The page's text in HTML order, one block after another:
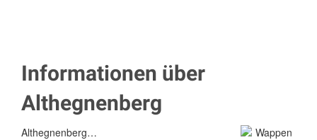
Informationen über
Althegnenberg
Althegnenberg…